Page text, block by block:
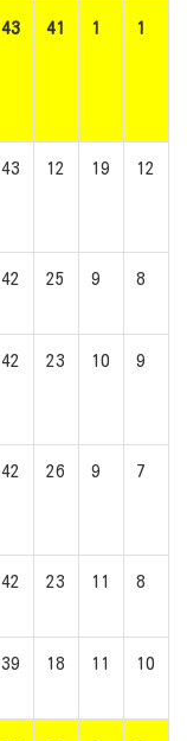
43 41 1 1
43 12 19 12
42 25 9 8
42 23 10 9
42 26 9 7
42 23 11 8
39 18 11 10